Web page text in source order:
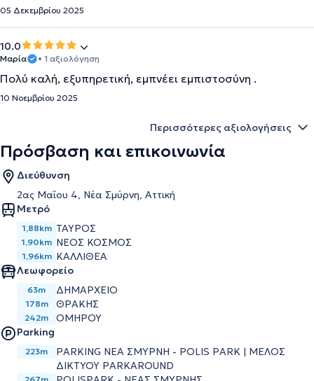
05 Δεκεμβρίου 2025
10.0
Μαρία • 1 αξιολόγηση
Πολύ καλή, εξυπηρετική, εμπνέει εμπιστοσύνη .
10 Νοεμβρίου 2025
Περισσότερες αξιολογήσεις
Πρόσβαση και επικοινωνία
Διεύθυνση
2ας Μαΐου 4, Νέα Σμύρνη, Αττική
Μετρό
1,88km ΤΑΥΡΟΣ
1,90km ΝΕΟΣ ΚΟΣΜΟΣ
1,96km ΚΑΛΛΙΘΕΑ
Λεωφορείο
63m ΔΗΜΑΡΧΕΙΟ
178m ΘΡΑΚΗΣ
242m
ΟΜΗΡΟΥ
Parking
223m
PARKING ΝΕΑ ΣΜΥΡΝΗ - POLIS PARK | ΜΕΛΟΣ
ΔΙΚΤΥΟΥ PARKAROUND